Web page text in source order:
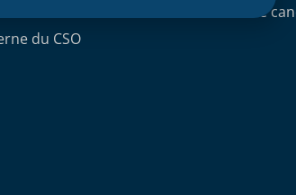
du CSO
Demande de dossier de